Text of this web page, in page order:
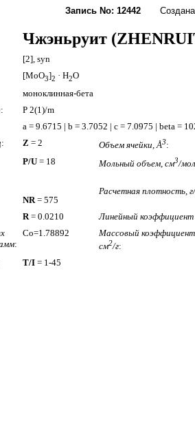
Запись No: 12442 Создана:
Чжэньруит
[2], syn
[MoO3]2 · H2O
моноклинная-бета
:
P 2(1)/m
a = 9.6715 | b = 3.7052 | c = 7.0975 | beta =
: Z = 2 Объем ячейки, Å3:
P/U = 18 Мольный объем, см3/
NR= 575
Расчетная плотность,
R= 0.0210
Линейный коэффициент
:
Co=1.78892
Массовый
см2/г:
T/I = 1-45